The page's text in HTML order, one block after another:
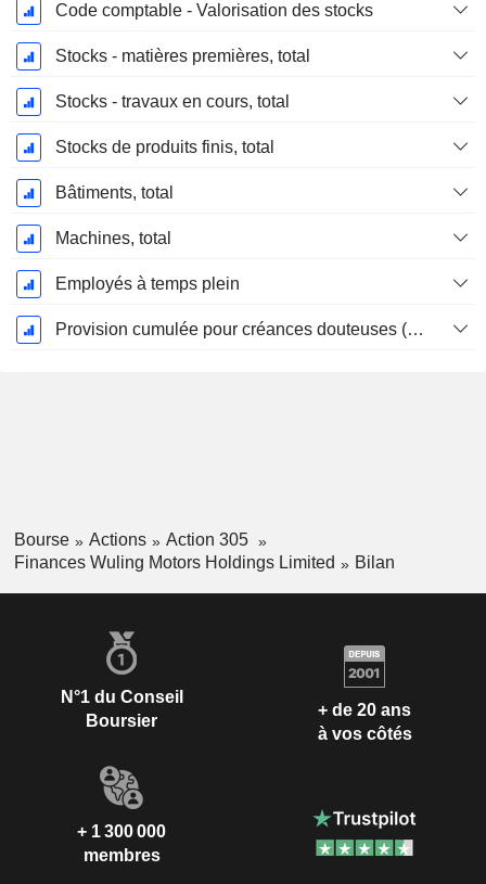
Code comptable - Valorisation des stocks
Stocks - matières premières, total
Stocks - travaux en cours, total
Stocks de produits finis, total
Bâtiments, total
Machines, total
Employés à temps plein
Provision cumulée pour créances douteuses (Supple)
Bourse Actions
Action 305
Finances Wuling Motors Holdings Limited
Bilan
N°1 du Conseil
Boursier
+ de 20 ans
à vos côtés
+ 1 300 000
membres